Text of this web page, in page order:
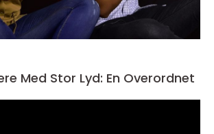
Med Stor Lyd: En Overordnet